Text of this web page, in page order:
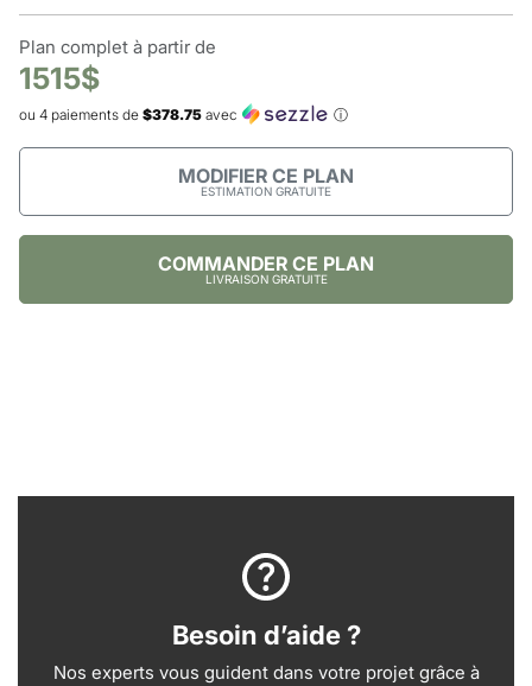
Plan complet à partir de
1515$
ou 4 paiements de $378.75 avec ⓘ
MODIFIER CE PLAN
ESTIMATION GRATUITE
COMMANDER CE PLAN
LIVRAISON GRATUITE
Besoin d’aide ?
Nos experts vous guident dans votre projet grâce à